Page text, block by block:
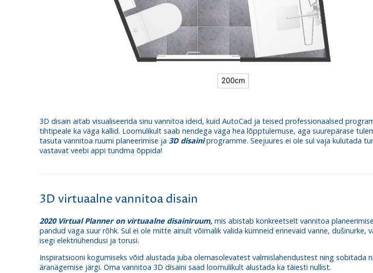
3D disain aitab visualiseerida sinu vannitoa ideid, kuid AutoCad ja teised professionaalsed
tihtipeale ka väga kallid. Loomulikult saab nendega väga hea lõpptulemuse, aga suurepärase
tasuta vannitoa ruumi planeerimise ja 3D disainiprogramme. Seejuures ei ole sul vaja kulutada
vastavat veebi appi tundma õppida!
3D virtuaalne vannitoa disain
2020 Virtual Planner on virtuaalne disainiruum,mis abistab konkreetselt vannitoa
pandud väga suur rõhk. Sul ei ole mitte ainult võimalik valida kümneid erinevaid vanne, dušinurke,
isegi elektriühendusi ja torusi.
Inspiratsiooni kogumiseks võid alustada juba olemasolevatest valmislahendustest ning sobitada
äranägemise järgi. Oma vannitoa 3D disaini saad loomulikult alustada ka täiesti nullist.